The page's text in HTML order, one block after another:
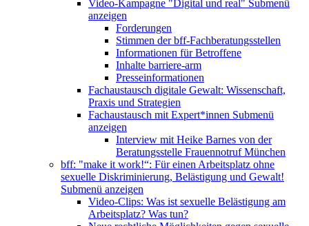
Video-Kampagne "Digital und real" Submenü
anzeigen
Forderungen
Stimmen der bff-Fachberatungsstellen
Informationen für Betroffene
Inhalte barriere-arm
Presseinformationen
Fachaustausch digitale Gewalt: Wissenschaft,
Praxis und Strategien
Fachaustausch mit Expert*innen Submenü
anzeigen
Interview mit Heike Barnes von der
Beratungsstelle Frauennotruf München
bff: "make it work!“: Für einen Arbeitsplatz ohne
sexuelle Diskriminierung, Belästigung und Gewalt!
Submenü anzeigen
Video-Clips: Was ist sexuelle Belästigung am
Arbeitsplatz? Was tun?